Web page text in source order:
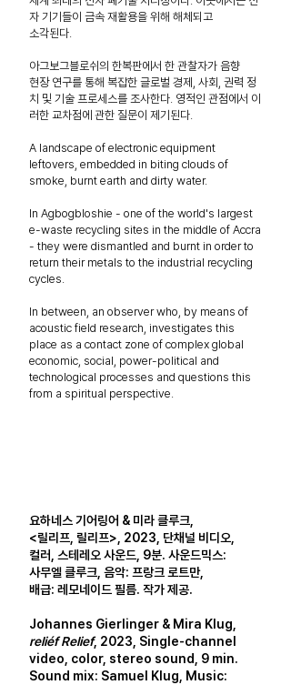
자 기기들이 금속 재활용을 위해 해체되고
소각된다.
아그보그블로쉬의 한복판에서 한 관찰자가 음향
현장 연구를 통해 복잡한 글로벌 경제, 사회, 권력 정
치 및 기술 프로세스를 조사한다. 영적인 관점에서 이
러한 교차점에 관한 질문이 제기된다.
A landscape of electronic equipment
leftovers, embedded in biting clouds of
smoke, burnt earth and dirty water.
In Agbogbloshie - one of the world's largest
e-waste recycling sites in the middle of Accra
- they were dismantled and burnt in order to
return their metals to the industrial recycling
cycles.
In between, an observer who, by means of
acoustic field research, investigates this
place as a contact zone of complex global
economic, social, power-political and
technological processes and questions this
from a spiritual perspective.
요하네스 기어링어 & 미라 클루크,
<릴리프, 릴리프>, 2023, 단채널 비디오,
컬러, 스테레오 사운드, 9분. 사운드믹스:
사무엘 클루크, 음악: 프랑크 로트만,
배급: 레모네이드 필름. 작가 제공.
Johannes Gierlinger & Mira Klug,
reliéf Relief, 2023, Single-channel
video, color, stereo sound, 9 min.
Sound mix: Samuel Klug, Music: